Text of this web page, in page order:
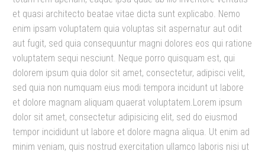
et quasi architecto beatae vitae dicta sunt explicabo. Nemo
enim ipsam voluptatem quia voluptas sit aspernatur aut odit
aut fugit, sed quia consequuntur magni dolores eos qui ratione
voluptatem sequi nesciunt. Neque porro quisquam est, qui
dolorem ipsum quia dolor sit amet, consectetur, adipisci velit,
sed quia non numquam eius modi tempora incidunt ut labore
et dolore magnam aliquam quaerat voluptatem.Lorem ipsum
dolor sit amet, consectetur adipisicing elit, sed do eiusmod
tempor incididunt ut labore et dolore magna aliqua. Ut enim ad
minim veniam, quis nostrud exercitation ullamco laboris nisi ut